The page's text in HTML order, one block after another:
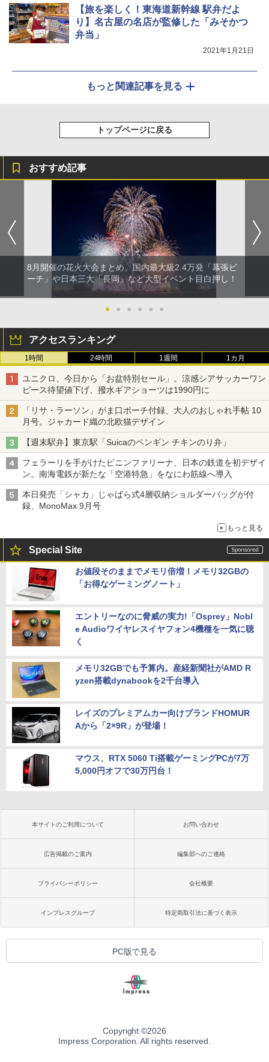
【旅を楽しく！東海道新幹線 駅弁だよ
り】名古屋の名店が監修した「みそかつ
弁当」
2021年1月21日
もっと関連記事を見る
トップページに戻る
おすすめ記事
8月開催の花火大会まとめ。国内最大級2.4万発「幕張ビ
ーチ」や日本三大「長岡」など大型イベント目白押し！
● ● ● ● ● ●
アクセスランキング
1時間 24時間 1週間 1カ月
ユニクロ、今日から「お盆特別セール」。涼感シアサッカーワン
ピース待望値下げ、撥水ギアショーツは1990円に
「リサ・ラーソン」がま口ポーチ付録、大人のおしゃれ手帖 10
月号。ジャカード織の北欧猫デザイン
【週末駅弁】東京駅「Suicaのペンギン チキンのり弁」
フェラーリを手がけたピニンファリーナ、日本の鉄道を初デザイ
ン。南海電鉄が新たな「空港特急」をなにわ筋線へ導入
本日発売「シャカ」じゃばら式4層収納ショルダーバッグが付
録、MonoMax 9月号
もっと見る
Special Site
お値段そのままでメモリ倍増！メモリ32GBの
「お得なゲーミングノート」
エントリーなのに脅威の実力!「Osprey」Nobl
e Audioワイヤレスイヤフォン4機種を一気に聴
く
メモリ32GBでも予算内。産経新聞社がAMD R
yzen搭載dynabookを2千台導入
レイズのプレミアムカー向けブランドHOMUR
Aから「2×9R」が登場！
マウス、RTX 5060 Ti搭載ゲーミングPCが7万
5,000円オフで30万円台！
本サイトのご利用について お問い合わせ
広告掲載のご案内 編集部へのご連絡
プライバシーポリシー 会社概要
インプレスグループ 特定商取引法に基づく表示
PC版で見る
Copyright ©2026
Impress Corporation. All rights reserved.